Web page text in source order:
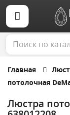
Главная
потолочная
Люстра